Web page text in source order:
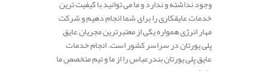
وجود نداشته و ندارد و ما می توانید با کیفیت ترین
خدمات عایقکاری را برای شما انجام دهیم و شرکت
مهار انرژی همواره یکی از معتبرترین مجریان عایق
پلی یورتان در سراسر کشور است. انجام خدمات
عایق پلی یورتان بندرعباس را از ما و تیم متخصص ما